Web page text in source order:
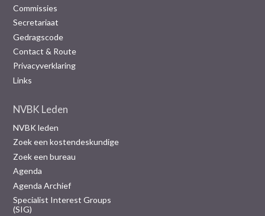
Commissies
Secretariaat
Gedragscode
Contact & Route
Privacyverklaring
Links
NVBK Leden
NVBK leden
Zoek een kostendeskundige
Zoek een bureau
Agenda
Agenda Archief
Specialist Interest Groups
(SIG)